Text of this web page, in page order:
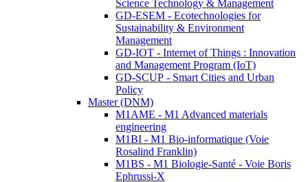
Science Technology & Management
GD-ESEM - Ecotechnologies for
Sustainability & Environment
Management
GD-IOT - Internet of Things : Innovation
and Management Program (IoT)
GD-SCUP - Smart Cities and Urban
Policy
Master (DNM)
M1AME - M1 Advanced materials
engineering
M1BI - M1 Bio-informatique (Voie
Rosalind Franklin)
M1BS - M1 Biologie-Santé - Voie Boris
Ephrussi-X